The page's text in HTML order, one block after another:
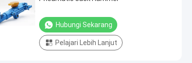
Hubungi Sekarang
Pelajari Lebih Lanjut